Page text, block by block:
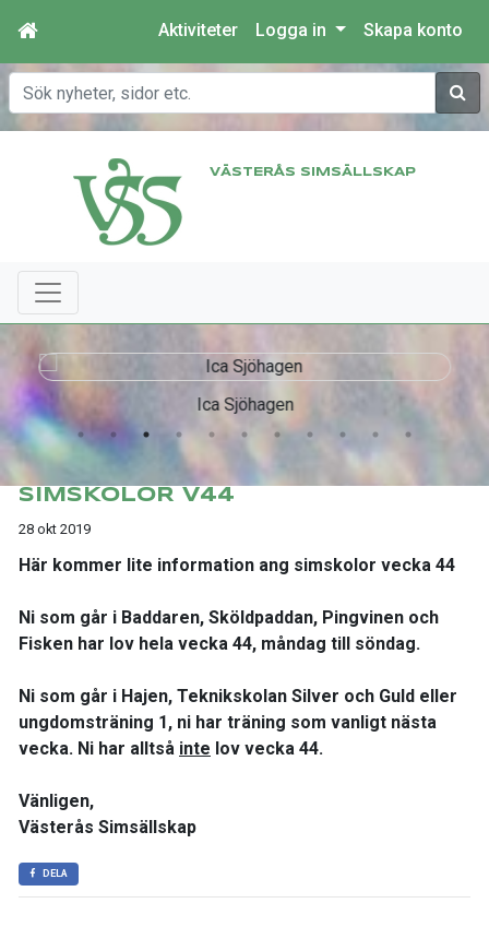
Aktiviteter Logga in Skapa konto
Sök
VÄSTERÅS SIMSÄLLSKAP
Ica Sjöhagen
SIMSKOLOR V44
28 okt 2019
Här kommer lite information ang simskolor vecka 44
Ni som går i Baddaren, Sköldpaddan, Pingvinen och
Fisken har lov hela vecka 44, måndag till söndag.
Ni som går i Hajen, Teknikskolan Silver och Guld eller
ungdomsträning 1, ni har träning som vanligt nästa
vecka. Ni har alltså inte lov vecka 44.
Vänligen,
Västerås Simsällskap
DELA